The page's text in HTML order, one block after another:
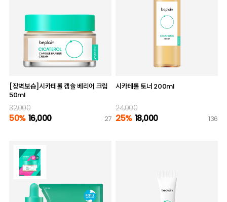
[장벽보습]시카테롤 캡슐 베리어 크림
50ml
32,000
50% 16,000 27
시카테롤 토너 200ml
24,000
25% 18,000 136